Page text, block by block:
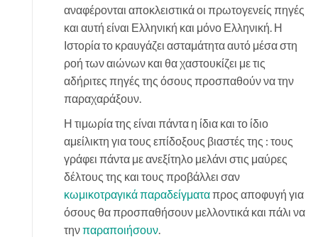
αναφέρονται αποκλειστικά οι πρωτογενείς πηγές
και αυτή είναι Ελληνική και μόνο Ελληνική. Η
Ιστορία το κραυγάζει ασταμάτητα αυτό μέσα στη
ροή των αιώνων και θα χαστουκίζει με τις
αδήριτες πηγές της όσους προσπαθούν να την
παραχαράξουν.
Η τιμωρία της είναι πάντα η ίδια και το ίδιο
αμείλικτη για τους επίδοξους βιαστές της : τους
γράφει πάντα με ανεξίτηλο μελάνι στις μαύρες
δέλτους της και τους προβάλλει σαν
κωμικοτραγικά παραδείγματαπρος αποφυγή για
όσους θα προσπαθήσουν μελλοντικά και πάλι να
τηνπαραποιήσουν.